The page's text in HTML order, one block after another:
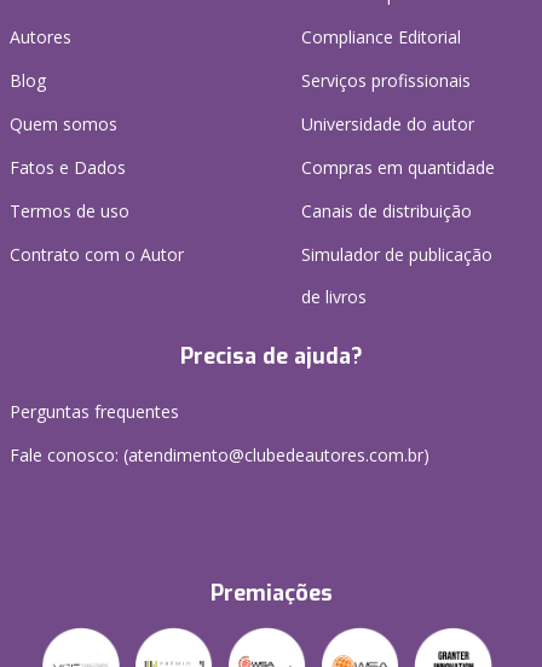
Autores
Blog
Quem somos
Fatos e Dados
Termos de uso
Contrato com o Autor
Compliance Editorial
Serviços profissionais
Universidade do autor
Compras em quantidade
Canais de distribuição
Simulador de publicação
de livros
Precisa de ajuda?
Perguntas frequentes
Fale conosco: (atendimento@clubedeautores.com.br)
Premiações